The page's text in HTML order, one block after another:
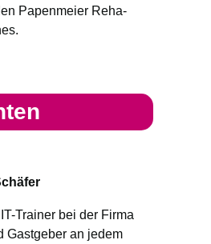
Papenmeier Reha-
Trainer bei der Firma
Gastgeber an jedem